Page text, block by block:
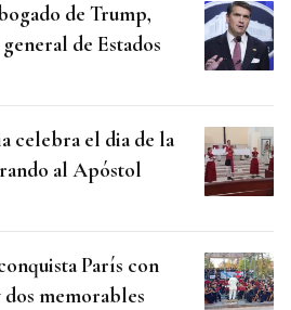
de Trump,
de Estados
celebra el dia de la
al Apóstol
París con
dos memorables